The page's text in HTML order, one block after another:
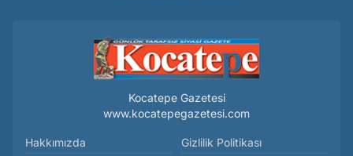
Kocatepe Gazetesi
www.kocatepegazetesi.com
Hakkımızda Gizlilik Politikası